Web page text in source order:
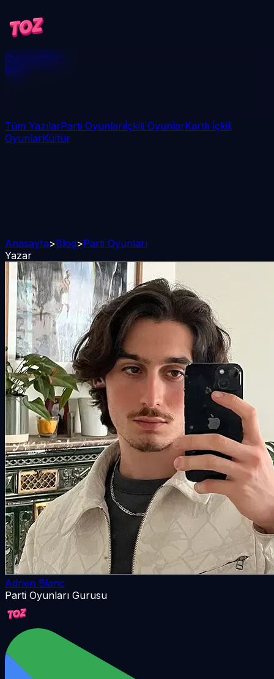
OyunlarBlog
İndir
Tüm YazılarParti Oyunlarıİçkili OyunlarKartlı İçkili
OyunlarKültür
Anasayfa>Blog>Parti Oyunları
Yazar
Adrien Blanc
Parti Oyunları Gurusu